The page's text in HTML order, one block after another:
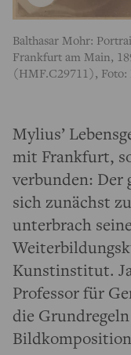
Balthasar Mohr:
Frankfurt am Main,
(HMF.C29711), Foto:
Mylius’
mit Frankfurt,
verbunden: Der
sich zunächst
unterbrach
Kunstinstitut.
Professor für
die